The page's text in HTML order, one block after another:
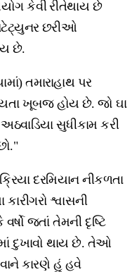
કેવી રીતેથાય છે
છરીઓ
છે.
તમારાહાથ પર
ખૂબજ હોય છે. જો ઘા
સુધીકામ કરી
દરમિયાન નીકળતા
શ્વાસની
જતાં તેમની દૃષ્ટિ
દુખાવો થાય છે. તેઓ
કારણે હું હવે